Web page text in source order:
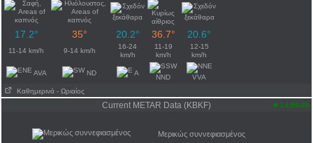
17.2° 35° 20.2° 36.7° 20.6°
11-14 km/h 9-14 km/h
16-24
km/h
11-19
km/h
12-15
km/h
AVA ND A
NND
VVA
Καθημερινά - Ωριαίος
Current METAR Data (KBKF) 14:58:00
Μερικώς συννεφιασμένος